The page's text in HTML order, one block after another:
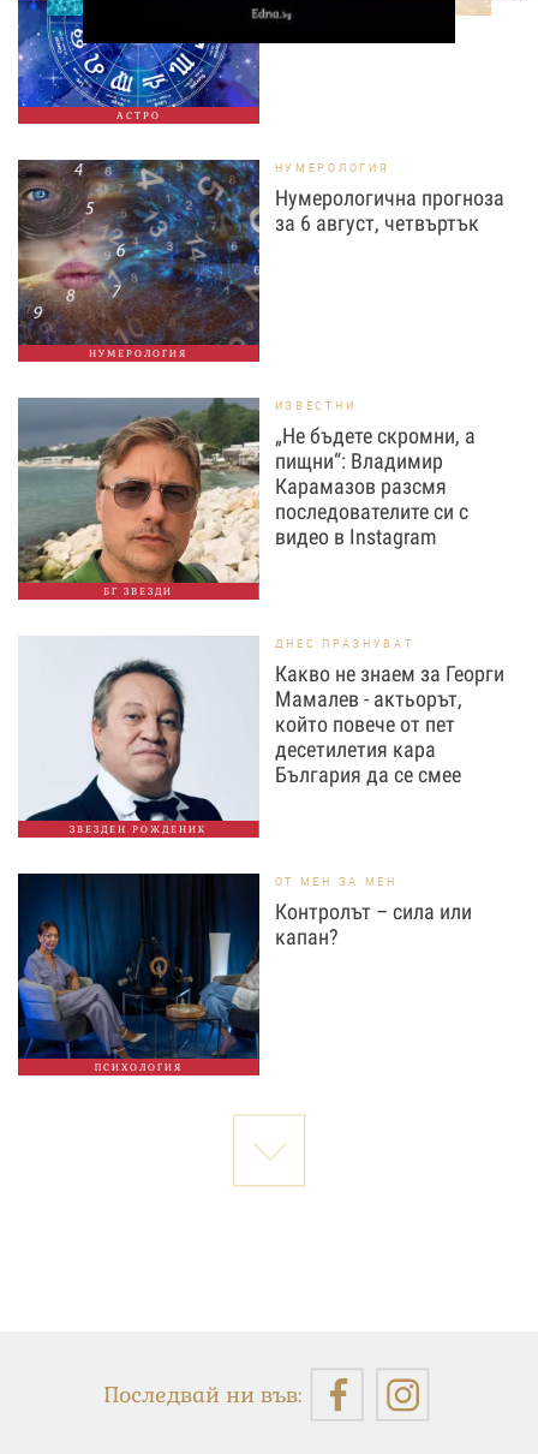
АСТРО
НУМЕРОЛОГИЯ
НУМЕРОЛОГИЯ
Нумерологична прогноза
за 6 август, четвъртък
БГ ЗВЕЗДИ
ИЗВЕСТНИ
„Не бъдете скромни, а
пищни“: Владимир
Карамазов разсмя
последователите си с
видео в Instagram
ЗВЕЗДЕН РОЖДЕНИК
ДНЕС ПРАЗНУВАТ
Какво не знаем за Георги
Мамалев - актьорът,
който повече от пет
десетилетия кара
България да се смее
ПСИХОЛОГИЯ
ОТ МЕН ЗА МЕН
Контролът – сила или
капан?
Последвай ни във: